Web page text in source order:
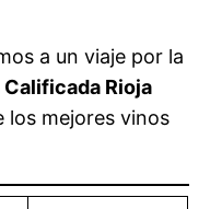
a un viaje por la
Rioja
los mejores vinos